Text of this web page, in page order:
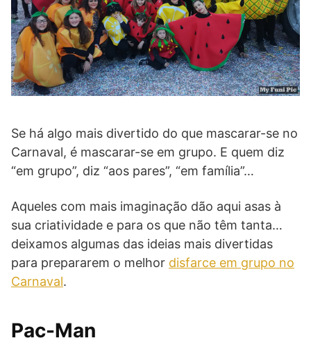
Se há algo mais divertido do que mascarar-se no
Carnaval, é mascarar-se em grupo. E quem diz
“em grupo”, diz “aos pares”, “em família”…
Aqueles com mais imaginação dão aqui asas à
sua criatividade e para os que não têm tanta…
deixamos algumas das ideias mais divertidas
para prepararem o melhor disfarce em grupo no
Carnaval.
Pac-Man